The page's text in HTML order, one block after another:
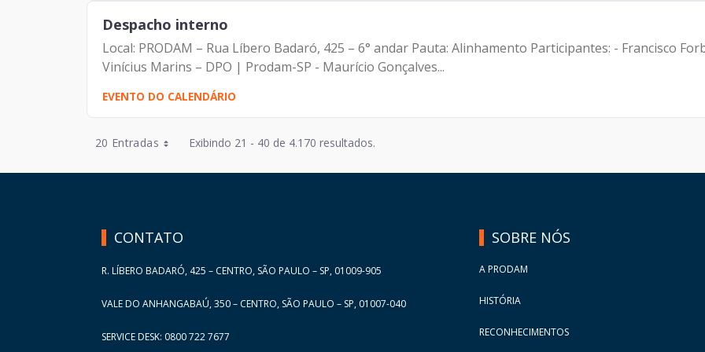
Despacho interno
Local: PRODAM – Rua Líbero Badaró, 425 – 6° andar Pauta: Alinhamento Participantes: - Francisco Forbes – Presidente | | Prodam-SP - Marcus
Vinícius Marins – DPO | Prodam-SP - Maurício Gonçalves...
EVENTO DO CALENDÁRIO
20 Entradas
Entradas por Página
Entradas por Página
Exibindo 21 - 40 de 4.170 resultados.
CONTATO
R. LÍBERO BADARÓ, 425 – CENTRO, SÃO PAULO – SP, 01009-905
VALE DO ANHANGABAÚ, 350 – CENTRO, SÃO PAULO – SP, 01007-040
SERVICE DESK: 0800 722 7677
SOBRE NÓS
A PRODAM
HISTÓRIA
RECONHECIMENTOS